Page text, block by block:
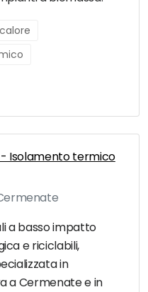
Isolamento termico
a basso impatto
e riciclabili,
in
a Cermenate e in